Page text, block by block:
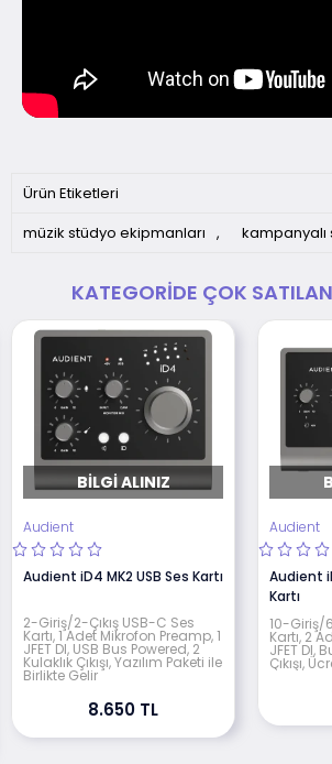
Ürün Etiketleri
müzik stüdyo ekipmanları , kampanyalı
KATEGORIDE ÇOK SATILAN
BILGI ALINIZ
Audient
Audient iD4 MK2 USB Ses Kartı
2-Giriş/2-Çıkış USB-C Ses
Kartı, 1 Adet Mikrofon Preamp, 1
JFET DI, USB Bus Powered, 2
Kulaklık Çıkışı, Yazılım Paketi ile
Birlikte Gelir
8.650 TL
Audient
Audient
Kartı
10-Giriş/
Kartı, 2
JFET DI,
Çıkışı,